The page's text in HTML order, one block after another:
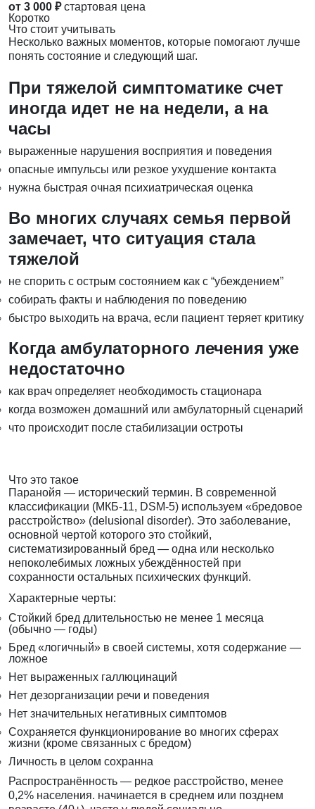
от 3 000 ₽ стартовая цена
Коротко
Что стоит учитывать
Несколько важных моментов, которые помогают лучше
понять состояние и следующий шаг.
При тяжелой симптоматике счет
иногда идет не на недели, а на
часы
выраженные нарушения восприятия и поведения
опасные импульсы или резкое ухудшение контакта
нужна быстрая очная психиатрическая оценка
Во многих случаях семья первой
замечает, что ситуация стала
тяжелой
не спорить с острым состоянием как с “убеждением”
собирать факты и наблюдения по поведению
быстро выходить на врача, если пациент теряет критику
Когда амбулаторного лечения уже
недостаточно
как врач определяет необходимость стационара
когда возможен домашний или амбулаторный сценарий
что происходит после стабилизации остроты
Что это такое
Паранойя — исторический термин. В современной
классификации (МКБ-11, DSM-5) используем «бредовое
расстройство» (delusional disorder). Это заболевание,
основной чертой которого это стойкий,
систематизированный бред — одна или несколько
непоколебимых ложных убеждённостей при
сохранности остальных психических функций.
Характерные черты:
Стойкий бред длительностью не менее 1 месяца
(обычно — годы)
Бред «логичный» в своей системы, хотя содержание —
ложное
Нет выраженных галлюцинаций
Нет дезорганизации речи и поведения
Нет значительных негативных симптомов
Сохраняется функционирование во многих сферах
жизни (кроме связанных с бредом)
Личность в целом сохранна
Распространённость — редкое расстройство, менее
0,2% населения. начинается в среднем или позднем